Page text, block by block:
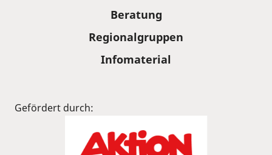
Beratung
Regionalgruppen
Infomaterial
Gefördert durch: